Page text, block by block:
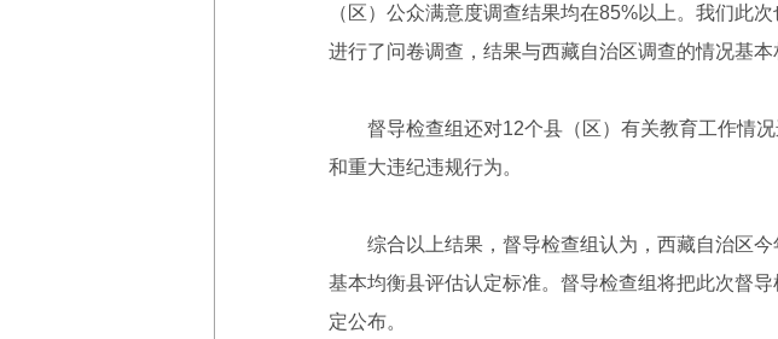
（区）公众满意度调查结果均在85%以上。我们此
进行了问卷调查，结果与西藏自治区调查的情况基本
督导检查组还对12个县（区）有关教育工作情况
和重大违纪违规行为。
综合以上结果，督导检查组认为，西藏自治区今
基本均衡县评估认定标准。督导检查组将把此次督
定公布。